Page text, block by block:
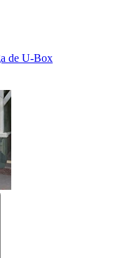
de U-Box